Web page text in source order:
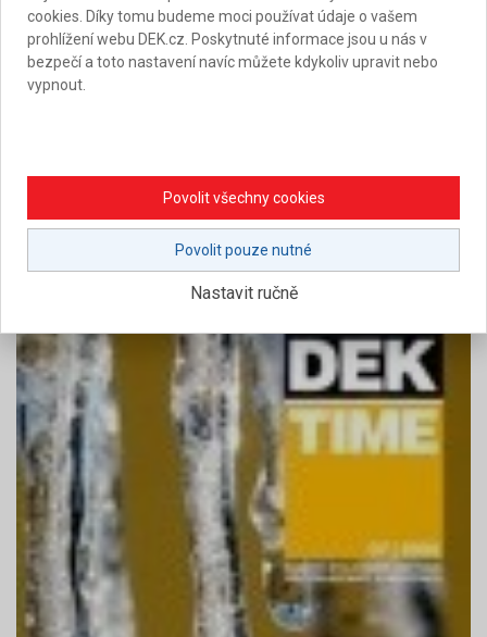
Doplňková hydroizolační vrstva
Skládaná krytina a doplňková hydroizolační vrstva DHV
Stáhnout v PDF Stáhnout celé číslo v PDF
cookies. Díky tomu budeme moci používat údaje o vašem
prohlížení webu DEK.cz. Poskytnuté informace jsou u nás v
bezpečí a toto nastavení navíc můžete kdykoliv upravit nebo
vypnout.
Povolit všechny cookies
Povolit pouze nutné
Nastavit ručně